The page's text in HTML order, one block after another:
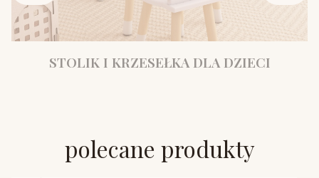
STOLIK I KRZESEŁKA DLA DZIECI
polecane produkty